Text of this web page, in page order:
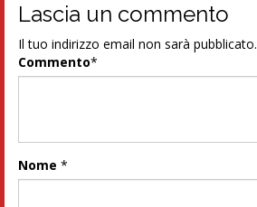
Lascia un commento
Il tuo indirizzo email non sarà pubblicato.
Commento*
Nome *